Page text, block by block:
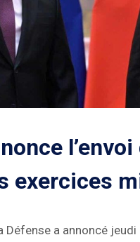
exercices
a annoncé